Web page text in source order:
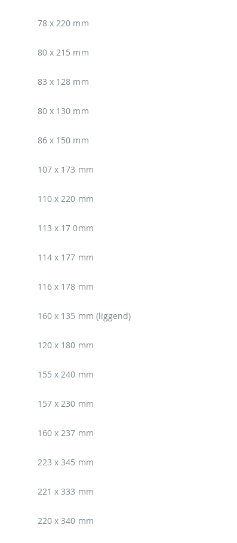
78 x 220 mm
80 x 215 mm
83 x 128 mm
80 x 130 mm
86 x 150 mm
107 x 173 mm
110 x 220 mm
113 x 17 0mm
114 x 177 mm
116 x 178 mm
160 x 135 mm (liggend)
120 x 180 mm
155 x 240 mm
157 x 230 mm
160 x 237 mm
223 x 345 mm
221 x 333 mm
220 x 340 mm